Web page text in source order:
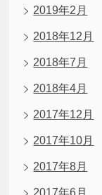
2019年2月
2018年12月
2018年7月
2018年4月
2017年12月
2017年10月
2017年8月